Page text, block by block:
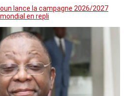
lance la campagne 2026/2027
en repli